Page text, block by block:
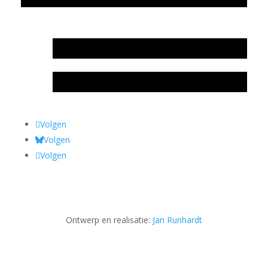
Volgen
Volgen
Volgen
Ontwerp en realisatie: Jan Runhardt